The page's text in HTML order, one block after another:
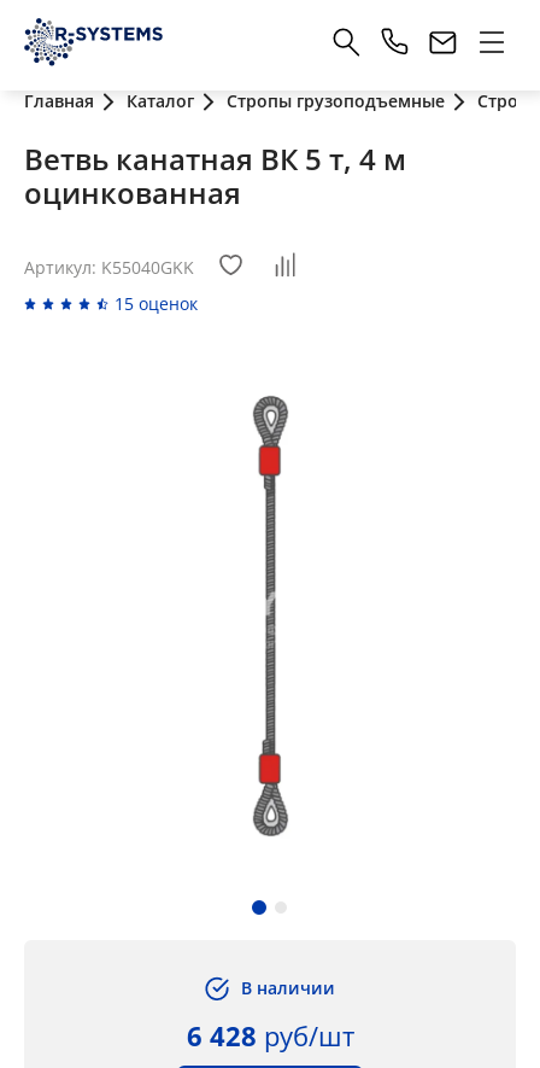
Главная Каталог Стропы грузоподъемные
Ветвь канатная ВК 5 т, 4 м
оцинкованная
Артикул: K55040GKK
15 оценок
В наличии
6 428 руб/шт